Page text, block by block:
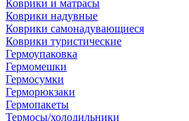
Коврики и матрасы
Коврики надувные
Коврики самонадувающиеся
Коврики туристические
Гермоупаковка
Гермомешки
Гермосумки
Герморюкзаки
Гермопакеты
Термосы/холодильники